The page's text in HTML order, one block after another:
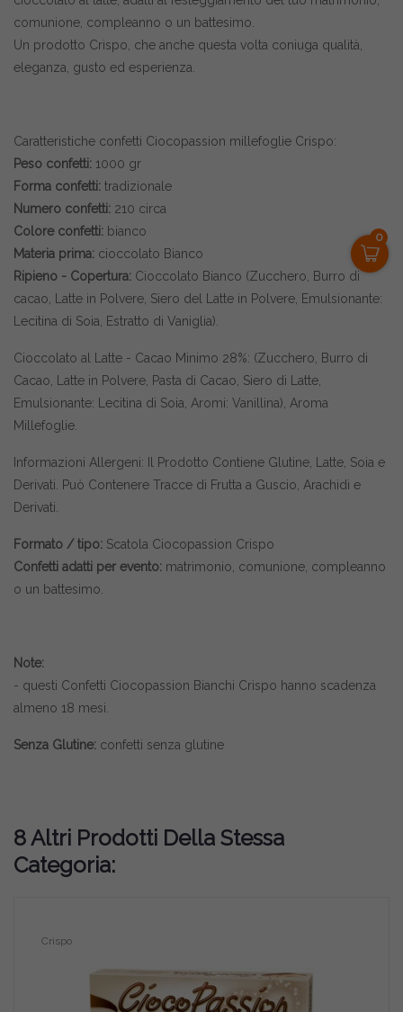
0
comunione, compleanno o un battesimo.
Un prodotto Crispo, che anche questa volta coniuga qualità,
eleganza, gusto ed esperienza.
Caratteristiche confetti Ciocopassion millefoglie Crispo:
Peso confetti: 1000 gr
Forma confetti: tradizionale
Numero confetti: 210 circa
Colore confetti: bianco
Materia prima: cioccolato Bianco
Ripieno - Copertura: Cioccolato Bianco (Zucchero, Burro di
cacao, Latte in Polvere, Siero del Latte in Polvere, Emulsionante:
Lecitina di Soia, Estratto di Vaniglia).
Cioccolato al Latte - Cacao Minimo 28%: (Zucchero, Burro di
Cacao, Latte in Polvere, Pasta di Cacao, Siero di Latte,
Emulsionante: Lecitina di Soia, Aromi: Vanillina), Aroma
Millefoglie.
Informazioni Allergeni: Il Prodotto Contiene Glutine, Latte, Soia e
Derivati. Può Contenere Tracce di Frutta a Guscio, Arachidi e
Derivati.
Formato / tipo: Scatola Ciocopassion Crispo
Confetti adatti per evento: matrimonio, comunione, compleanno
o un battesimo.
Note:
- questi Confetti Ciocopassion Bianchi Crispo hanno scadenza
almeno 18 mesi.
Senza Glutine: confetti senza glutine
8 Altri Prodotti Della Stessa
Categoria:
Crispo